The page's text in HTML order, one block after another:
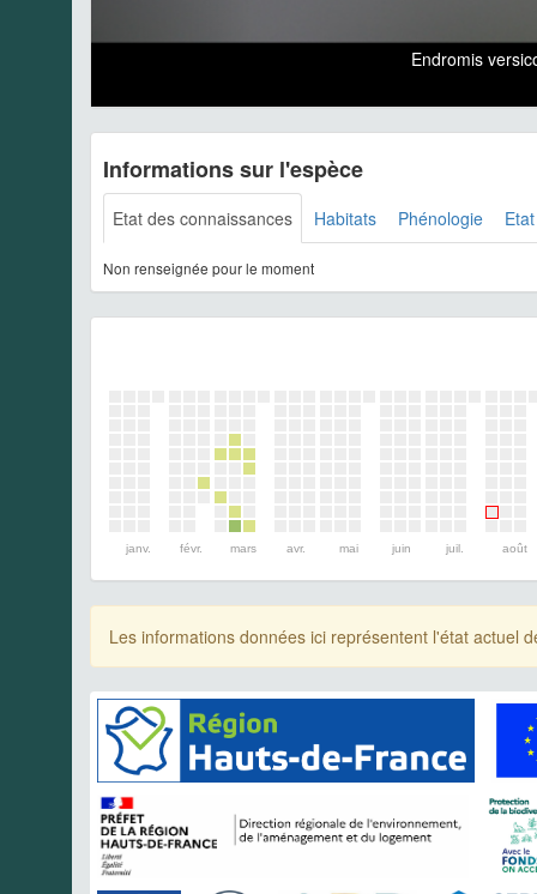
Endromis
Informations sur l'espèce
Etat des connaissances Habitats Phénologie
Non renseignée pour le moment
janv. févr. mars avr. mai juin juil. août
Les informations données ici représentent l'état actuel